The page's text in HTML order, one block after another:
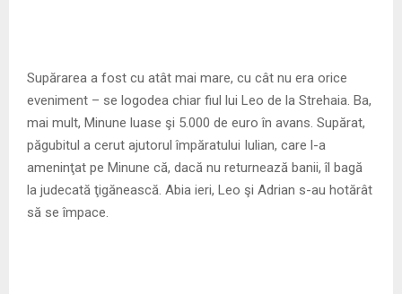
Supărarea a fost cu atât mai mare, cu cât nu era orice
eveniment – se logodea chiar fiul lui Leo de la Strehaia. Ba,
mai mult, Minune luase şi 5.000 de euro în avans. Supărat,
păgubitul a cerut ajutorul împăratului Iulian, care l-a
ameninţat pe Minune că, dacă nu returnează banii, îl bagă
la judecată ţigănească. Abia ieri, Leo şi Adrian s-au hotărât
să se împace.